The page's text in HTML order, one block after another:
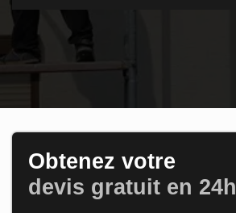
Obtenez votre
devis gratuit en 24h